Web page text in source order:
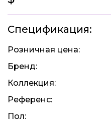
Спецификация:
Розничная цена:
Бренд:
Коллекция:
Референс:
Пол: